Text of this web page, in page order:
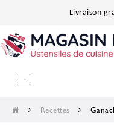
Livraison
Basculer
navigation
☰
Recettes